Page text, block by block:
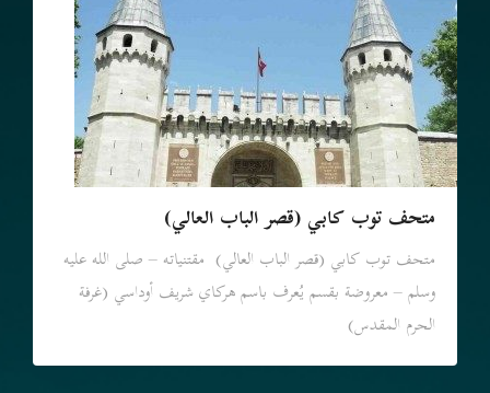
متحف توب كابي (قصر الباب العالي)
متحف توب كابي (قصر الباب العالي) مقتنياته – صلى الله عليه
وسلم – معروضة بقسم يُعرف باسم هركاي شريف أوداسي (غرفة
الحرم المقدس)